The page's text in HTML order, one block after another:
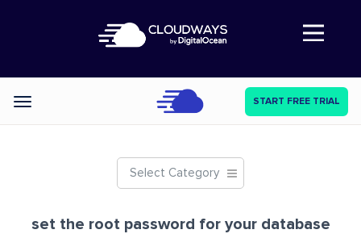
Abre a navegação
Categories START FREE TRIAL
Select Category
set the root password for your database